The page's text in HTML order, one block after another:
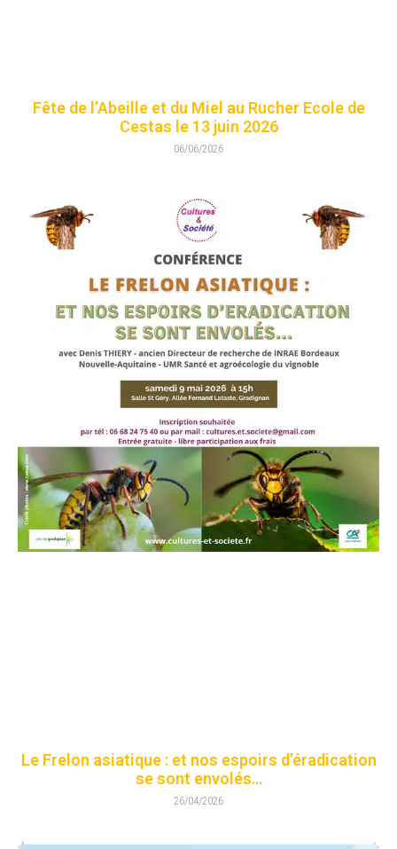
Fête de l’Abeille et du Miel au Rucher Ecole de
Cestas le 13 juin 2026
06/06/2026
Le Frelon asiatique : et nos espoirs d’éradication
se sont envolés…
26/04/2026